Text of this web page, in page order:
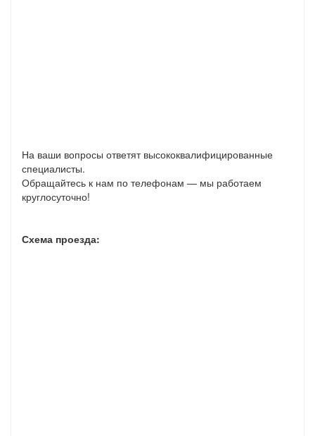
На ваши вопросы ответят высококвалифицированные
специалисты.
Обращайтесь к нам по телефонам — мы работаем
круглосуточно!
Схема проезда: